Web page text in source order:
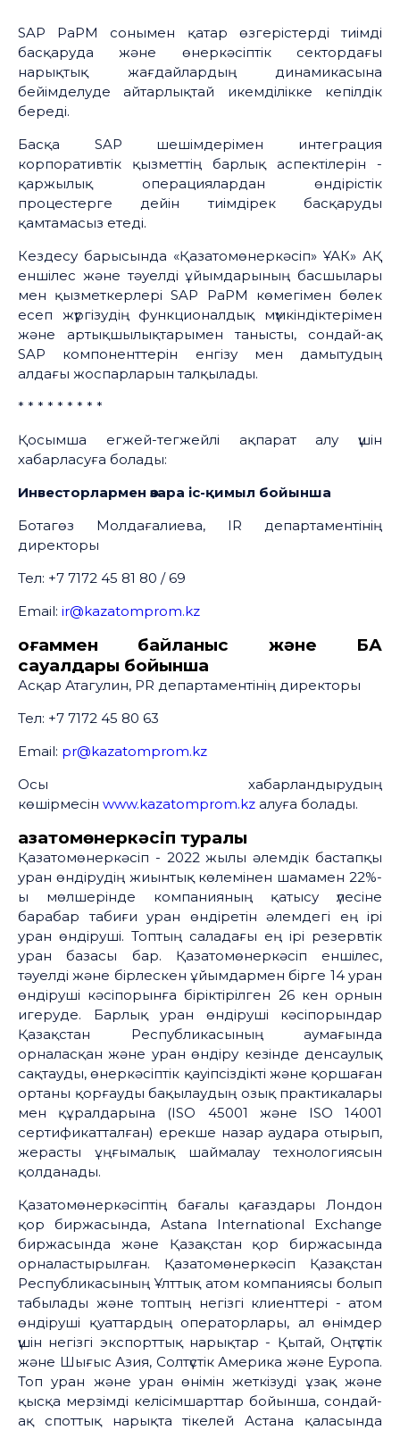
SAP PaPM сонымен қатар өзгерістерді тиімді
басқаруда және өнеркәсіптік сектордағы
нарықтық жағдайлардың динамикасына
бейімделуде айтарлықтай икемділікке кепілдік
береді.
Басқа SAP шешімдерімен интеграция
корпоративтік қызметтің барлық аспектілерін -
қаржылық операциялардан өндірістік
процестерге дейін тиімдірек басқаруды
қамтамасыз етеді.
Кездесу барысында «Қазатомөнеркәсіп» ҰАК» АҚ
еншілес және тәуелді ұйымдарының басшылары
мен қызметкерлері SAP PaPM көмегімен бөлек
есеп жүргізудің функционалдық мүмкіндіктерімен
және артықшылықтарымен танысты, сондай-ақ
SAP компоненттерін енгізу мен дамытудың
алдағы жоспарларын талқылады.
* * * * * * * * *
Қосымша егжей-тегжейлі ақпарат алу үшін
хабарласуға болады:
Инвесторлармен өзара іс-қимыл бойынша
Ботагөз Молдағалиева, IR департаментінің
директоры
Тел: +7 7172 45 81 80 / 69
Email: ir@kazatomprom.kz
Қоғаммен байланыс және БАҚ
сауалдары бойынша
Асқар Атагулин, PR департаментінің директоры
Тел: +7 7172 45 80 63
Email: pr@kazatomprom.kz
Осы хабарландырудың
көшірмесін www.kazatomprom.kz алуға болады.
Қазатомөнеркәсіп туралы
Қазатомөнеркәсіп - 2022 жылы әлемдік бастапқы
уран өндірудің жиынтық көлемінен шамамен 22%-
ы мөлшерінде компанияның қатысу үлесіне
барабар табиғи уран өндіретін әлемдегі ең ірі
уран өндіруші. Топтың саладағы ең ірі резервтік
уран базасы бар. Қазатомөнеркәсіп еншілес,
тәуелді және бірлескен ұйымдармен бірге 14 уран
өндіруші кәсіпорынға біріктірілген 26 кен орнын
игеруде. Барлық уран өндіруші кәсіпорындар
Қазақстан Республикасының аумағында
орналасқан және уран өндіру кезінде денсаулық
сақтауды, өнеркәсіптік қауіпсіздікті және қоршаған
ортаны қорғауды бақылаудың озық практикалары
мен құралдарына (ISO 45001 және ISO 14001
сертификатталған) ерекше назар аудара отырып,
жерасты ұңғымалық шаймалау технологиясын
қолданады.
Қазатомөнеркәсіптің бағалы қағаздары Лондон
қор биржасында, Astana International Exchange
биржасында және Қазақстан қор биржасында
орналастырылған. Қазатомөнеркәсіп Қазақстан
Республикасының Ұлттық атом компаниясы болып
табылады және топтың негізгі клиенттері - атом
өндіруші қуаттардың операторлары, ал өнімдер
үшін негізгі экспорттық нарықтар - Қытай, Оңтүстік
және Шығыс Азия, Солтүстік Америка және Еуропа.
Топ уран және уран өнімін жеткізуді ұзақ және
қысқа мерзімді келісімшарттар бойынша, сондай-
ақ споттық нарықта тікелей Астана қаласында